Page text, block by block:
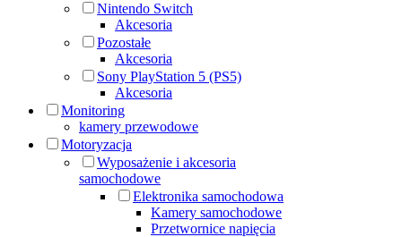
Nintendo Switch
Akcesoria
Pozostałe
Akcesoria
Sony PlayStation 5 (PS5)
Akcesoria
Monitoring
kamery przewodowe
Motoryzacja
Wyposażenie i akcesoria
samochodowe
Elektronika samochodowa
Kamery samochodowe
Przetwornice napięcia